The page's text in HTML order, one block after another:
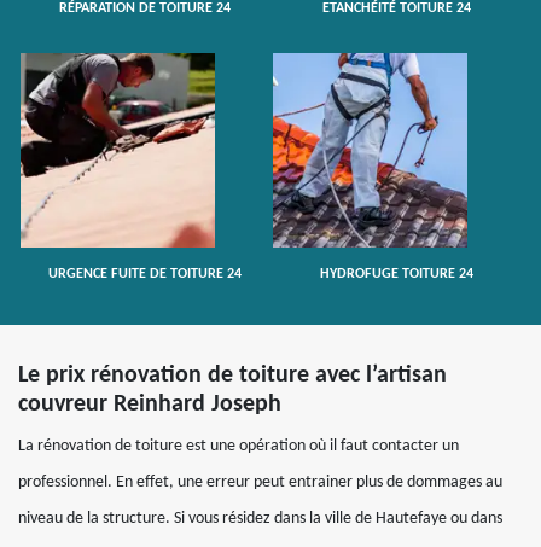
RÉPARATION DE TOITURE 24 ETANCHÉITÉ TOITURE 24
URGENCE FUITE DE TOITURE 24 HYDROFUGE TOITURE 24
Le prix rénovation de toiture avec l’artisan
couvreur Reinhard Joseph
La rénovation de toiture est une opération où il faut contacter un
professionnel. En effet, une erreur peut entrainer plus de dommages au
niveau de la structure. Si vous résidez dans la ville de Hautefaye ou dans